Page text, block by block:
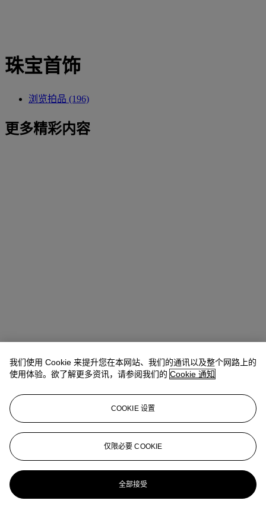
珠宝首饰
浏览拍品 (196)
更多精彩内容
我们使用 Cookie 来提升您在本网站、我们的通讯以及整个网路上的
使用体验。欲了解更多资讯，请参阅我们的 Cookie 通知
COOKIE 设置
仅限必要 COOKIE
全部接受